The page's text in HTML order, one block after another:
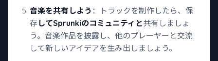
音楽を共有しよう ：トラックを制作したら、保
存してSprunkiのコミュニティと共有しましょ
う。音楽作品を披露し、他のプレーヤーと交流
して新しいアイデアを生み出しましょう。